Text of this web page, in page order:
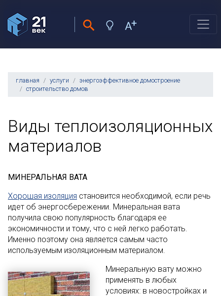
главная услуги
энергоэффективное домостроение
строительство домов
Виды теплоизоляционных
материалов
МИНЕРАЛЬНАЯ ВАТА
Хорошая изоляция становится необходимой, если речь
идет об энергосбережении. Минеральная вата
получила свою популярность благодаря ее
экономичности и тому, что с ней легко работать.
Именно поэтому она является самым часто
используемым изоляционным материалом.
Минеральную вату можно
применять в любых
условиях: в новостройках и